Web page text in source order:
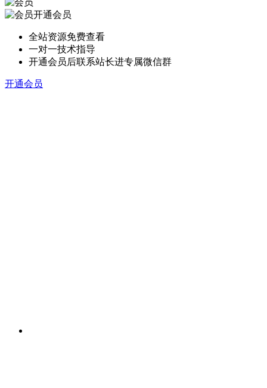
开通会员
全站资源免费查看
一对一技术指导
开通会员后联系站长进专属微信群
开通会员